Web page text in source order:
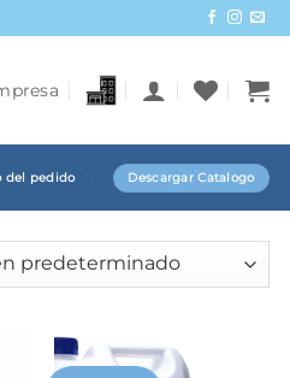
del pedido Descargar Catalogo